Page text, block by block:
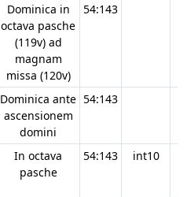
Dominica in
octava pasche
(119v) ad
magnam
missa (120v)
54:143
Dominica ante
ascensionem
domini
54:143
In octava
pasche
54:143 int10